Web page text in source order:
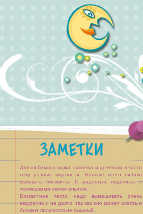
Для любимого мужа, сыночка и доченьки я часто
пеку разные вкусности. Больше всего люблю
выпекать бисквиты. С радостью поделюсь с
хозяюшками своим опытом.
Бисквитное тесто надо вымешивать очень
аккуратно и не долго, так как оно может осесть и
бисквит получится не пышный.